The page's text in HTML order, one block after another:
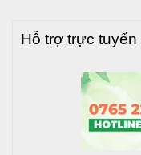
Hỗ trợ trực tuyến